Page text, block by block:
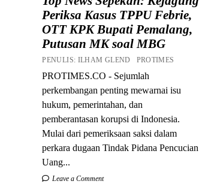
Periksa Kasus TPPU Febrie,
OTT KPK Bupati Pemalang,
Putusan MK soal MBG
PENULIS: ILHAM GLEND PROTIMES
PROTIMES.CO - Sejumlah
perkembangan penting mewarnai isu
hukum, pemerintahan, dan
pemberantasan korupsi di Indonesia.
Mulai dari pemeriksaan saksi dalam
perkara dugaan Tindak Pidana Pencucian
Uang...
Leave a Comment